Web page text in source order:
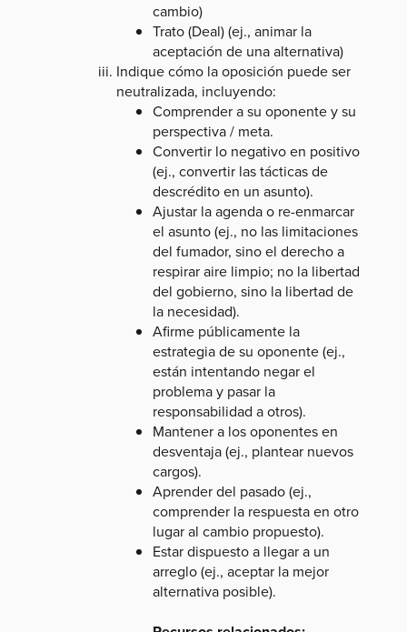
cambio)
Trato (Deal) (ej., animar la
aceptación de una alternativa)
Indique cómo la oposición puede ser
neutralizada, incluyendo:
Comprender a su oponente y su
perspectiva / meta.
Convertir lo negativo en positivo
(ej., convertir las tácticas de
descrédito en un asunto).
Ajustar la agenda o re-enmarcar
el asunto (ej., no las limitaciones
del fumador, sino el derecho a
respirar aire limpio; no la libertad
del gobierno, sino la libertad de
la necesidad).
Afirme públicamente la
estrategia de su oponente (ej.,
están intentando negar el
problema y pasar la
responsabilidad a otros).
Mantener a los oponentes en
desventaja (ej., plantear nuevos
cargos).
Aprender del pasado (ej.,
comprender la respuesta en otro
lugar al cambio propuesto).
Estar dispuesto a llegar a un
arreglo (ej., aceptar la mejor
alternativa posible).